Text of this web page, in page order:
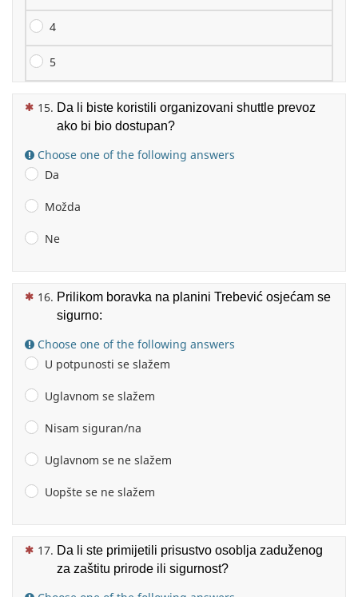
4
5
(This question is mandatory)
Da li biste koristili organizovani shuttle prevoz
ako bi bio dostupan?
Choose one of the following answers
Da
Možda
Ne
(This question is mandatory)
Prilikom boravka na planini Trebević osjećam se
sigurno:
Choose one of the following answers
U potpunosti se slažem
Uglavnom se slažem
Nisam siguran/na
Uglavnom se ne slažem
Uopšte se ne slažem
(This question is mandatory)
Da li ste primijetili prisustvo osoblja zaduženog
za zaštitu prirode ili sigurnost?